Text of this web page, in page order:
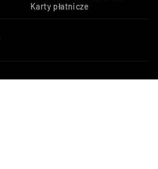
Karty płatnicze